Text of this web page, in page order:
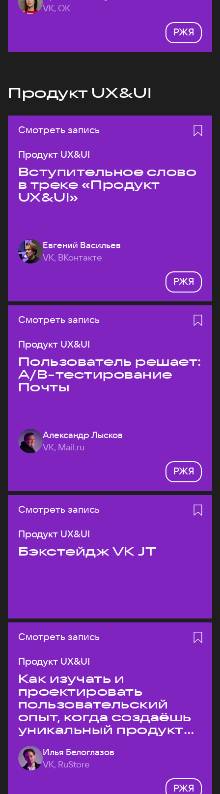
VK, ОК
РЖЯ
Продукт UX&UI
Смотреть запись
Продукт UX&UI
Вступительное слово
в треке «Продукт
UX&UI»
Евгений Васильев
VK, ВКонтакте
РЖЯ
Смотреть запись
Продукт UX&UI
Пользователь решает:
A/B-тестирование
Почты
Александр Лысков
VK, Mail.ru
РЖЯ
Смотреть запись
Продукт UX&UI
Бэкстейдж VK JT
Смотреть запись
Продукт UX&UI
Как изучать и
проектировать
пользовательский
опыт, когда создаёшь
уникальный продукт
на рынке?
Илья Белоглазов
VK, RuStore
РЖЯ